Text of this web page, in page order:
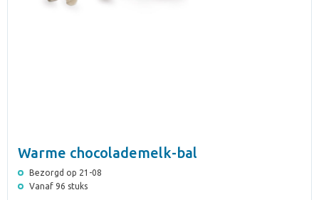
Warme chocolademelk-bal
Bezorgd op 21-08
Vanaf 96 stuks